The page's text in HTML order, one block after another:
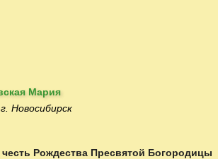
Мария
Новосибирск
Рождества Пресвятой Богородицы